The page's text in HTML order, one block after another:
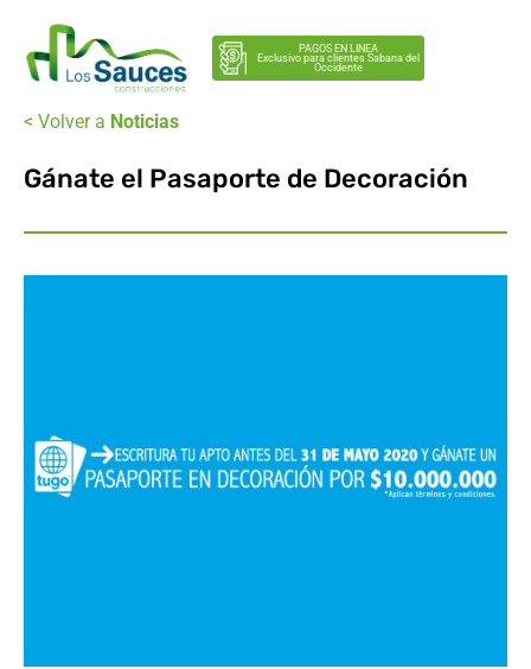
PAGOS EN LINEA
Exclusivo para clientes Sabana del
Occidente
< Volver a Noticias
Gánate el Pasaporte de Decoración